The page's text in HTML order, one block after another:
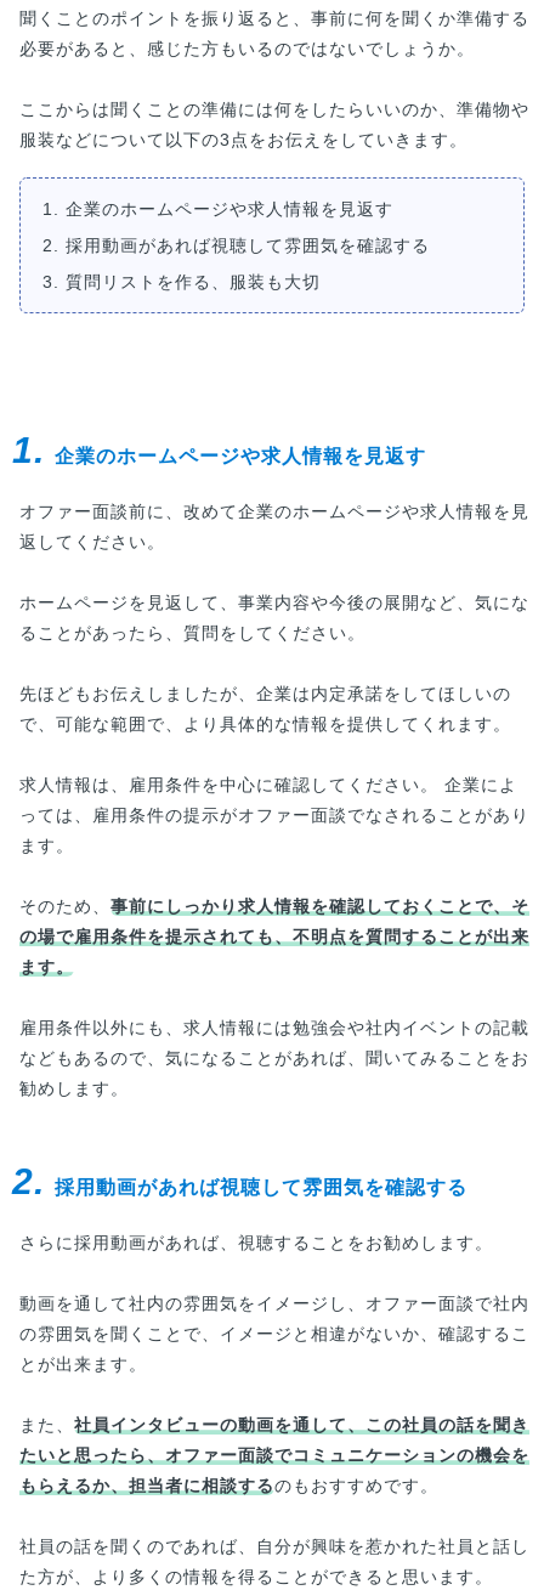
聞くことのポイントを振り返ると、事前に何を聞くか準備する
必要があると、感じた方もいるのではないでしょうか。
ここからは聞くことの準備には何をしたらいいのか、準備物や
服装などについて以下の3点をお伝えをしていきます。
1. 企業のホームページや求人情報を見返す
2. 採用動画があれば視聴して雰囲気を確認する
3. 質問リストを作る、服装も大切
1. 企業のホームページや求人情報を見返す
オファー面談前に、改めて企業のホームページや求人情報を見
返してください。
ホームページを見返して、事業内容や今後の展開など、気にな
ることがあったら、質問をしてください。
先ほどもお伝えしましたが、企業は内定承諾をしてほしいの
で、可能な範囲で、より具体的な情報を提供してくれます。
求人情報は、雇用条件を中心に確認してください。 企業によ
っては、雇用条件の提示がオファー面談でなされることがあり
ます。
そのため、 事前にしっかり求人情報を確認しておくことで、そ
の場で雇用条件を提示されても、不明点を質問することが出来
ます。
雇用条件以外にも、求人情報には勉強会や社内イベントの記載
などもあるので、気になることがあれば、聞いてみることをお
勧めします。
2. 採用動画があれば視聴して雰囲気を確認する
さらに採用動画があれば、視聴することをお勧めします。
動画を通して社内の雰囲気をイメージし、オファー面談で社内
の雰囲気を聞くことで、イメージと相違がないか、確認するこ
とが出来ます。
また、 社員インタビューの動画を通して、この社員の話を聞き
たいと思ったら、オファー面談でコミュニケーションの機会を
もらえるか、担当者に相談するのもおすすめです。
社員の話を聞くのであれば、自分が興味を惹かれた社員と話し
た方が、より多くの情報を得ることができると思います。